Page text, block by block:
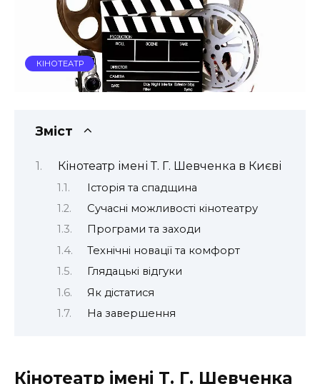
КІНОТЕАТР
Зміст
Кінотеатр імені Т. Г. Шевченка в Києві
Історія та спадщина
Сучасні можливості кінотеатру
Програми та заходи
Технічні новації та комфорт
Глядацькі відгуки
Як дістатися
На завершення
Кінотеатр імені Т. Г. Шевченка